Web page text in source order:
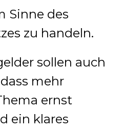
Sinne des
zu handeln.
sollen auch
mehr
ernst
ein klares